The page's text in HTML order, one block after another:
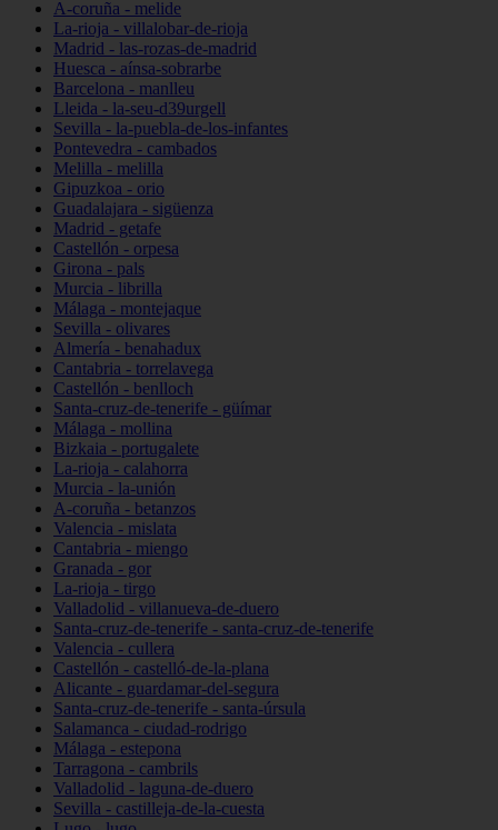
A-coruña - melide
La-rioja - villalobar-de-rioja
Madrid - las-rozas-de-madrid
Huesca - aínsa-sobrarbe
Barcelona - manlleu
Lleida - la-seu-d39urgell
Sevilla - la-puebla-de-los-infantes
Pontevedra - cambados
Melilla - melilla
Gipuzkoa - orio
Guadalajara - sigüenza
Madrid - getafe
Castellón - orpesa
Girona - pals
Murcia - librilla
Málaga - montejaque
Sevilla - olivares
Almería - benahadux
Cantabria - torrelavega
Castellón - benlloch
Santa-cruz-de-tenerife - güímar
Málaga - mollina
Bizkaia - portugalete
La-rioja - calahorra
Murcia - la-unión
A-coruña - betanzos
Valencia - mislata
Cantabria - miengo
Granada - gor
La-rioja - tirgo
Valladolid - villanueva-de-duero
Santa-cruz-de-tenerife - santa-cruz-de-tenerife
Valencia - cullera
Castellón - castelló-de-la-plana
Alicante - guardamar-del-segura
Santa-cruz-de-tenerife - santa-úrsula
Salamanca - ciudad-rodrigo
Málaga - estepona
Tarragona - cambrils
Valladolid - laguna-de-duero
Sevilla - castilleja-de-la-cuesta